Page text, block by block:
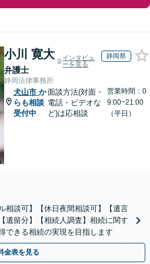
小川 寛大
弁護士
インタビュ
ーを見る
静岡県
静岡法律事務所
犬山市 か
らも相談
受付中
面談方法(対面・
電話・ビデオな
ど)は応相談
営業時間：0
9:00~21:00
（平日）
相談可】【休日夜間相談可】【遺言
遺留分】【相続人調査】相続に関す
できる相続の実現を目指します
金表を見る